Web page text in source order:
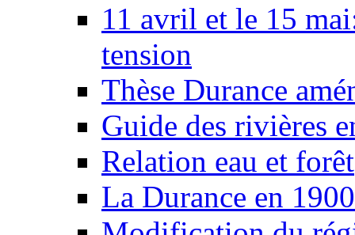
11 avril et le 15
tension
Thèse Durance
Guide des rivières
Relation eau et forêt
La Durance en 1900